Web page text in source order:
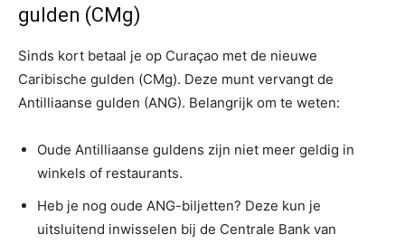
gulden (CMg)
Sinds kort betaal je op Curaçao met de nieuwe
Caribische gulden (CMg). Deze munt vervangt de
Antilliaanse gulden (ANG). Belangrijk om te weten:
Oude Antilliaanse guldens zijn niet meer geldig in
winkels of restaurants.
Heb je nog oude ANG-biljetten? Deze kun je
uitsluitend inwisselen bij de Centrale Bank van